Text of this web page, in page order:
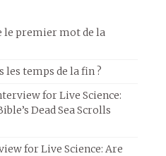
le premier mot de la
les temps de la fin ?
for Live Science:
Dead Sea Scrolls
for Live Science: Are